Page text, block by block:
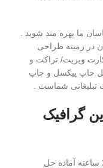
ما بهره مند شوید .
در زمینه طراحی
ویزیت/ تراکت و
چاپ پیکسل و چاپ
شماست .
گرافیک
کارمندان ما دربخش پشتیبانی با پاسخگویی 24 ساعته آماده حل